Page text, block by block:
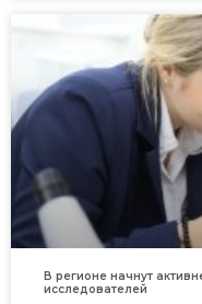
В регионе начнут
исследователей